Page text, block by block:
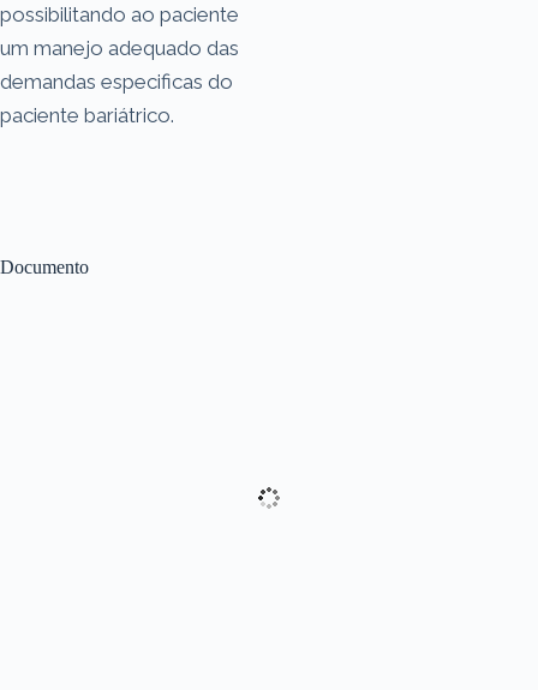
Documento
possibilitando ao paciente
um manejo adequado das
demandas especificas do
paciente bariátrico.